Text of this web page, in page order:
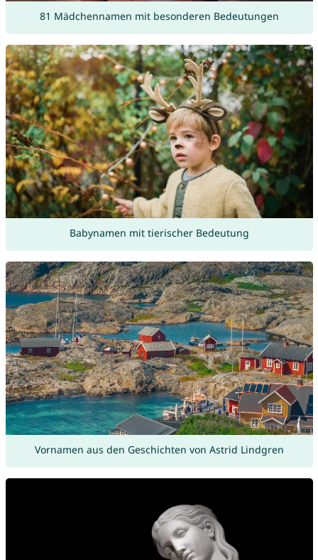
81 Mädchennamen mit besonderen Bedeutungen
Babynamen mit tierischer Bedeutung
Vornamen aus den Geschichten von Astrid Lindgren